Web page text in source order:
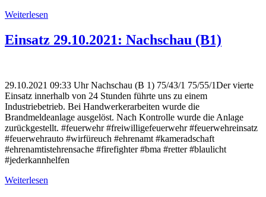
Weiterlesen
Einsatz 29.10.2021: Nachschau (B1)
29.10.2021 09:33 Uhr Nachschau (B 1) 75/43/1 75/55/1Der vierte
Einsatz innerhalb von 24 Stunden führte uns zu einem
Industriebetrieb. Bei Handwerkerarbeiten wurde die
Brandmeldeanlage ausgelöst. Nach Kontrolle wurde die Anlage
zurückgestellt. #feuerwehr #freiwilligefeuerwehr #feuerwehreinsatz
#feuerwehrauto #wirfüreuch #ehrenamt #kameradschaft
#ehrenamtistehrensache #firefighter #bma #retter #blaulicht
#jederkannhelfen
Weiterlesen